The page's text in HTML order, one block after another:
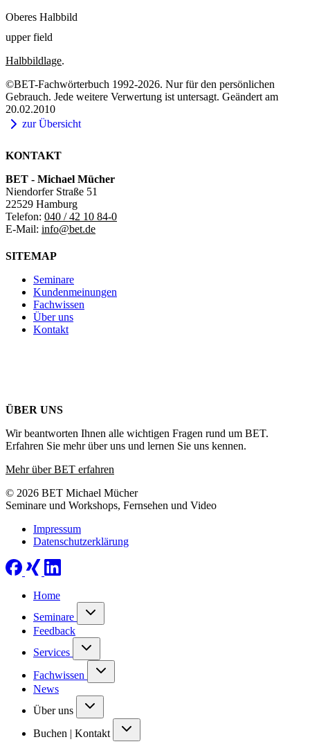
Oberes Halbbild
upper field
Halbbildlage.
©BET-Fachwörterbuch 1992-2026. Nur für den persönlichen
Gebrauch. Jede weitere Verwertung ist untersagt. Geändert am
20.02.2010
zur Übersicht
KONTAKT
BET - Michael Mücher
Niendorfer Straße 51
22529 Hamburg
Telefon: 040 / 42 10 84-0
E-Mail: info@bet.de
SITEMAP
Seminare
Kundenmeinungen
Fachwissen
Über uns
Kontakt
ÜBER UNS
Wir beantworten Ihnen alle wichtigen Fragen rund um BET.
Erfahren Sie mehr über uns und lernen Sie uns kennen.
Mehr über BET erfahren
© 2026 BET Michael Mücher
Seminare und Workshops, Fernsehen und Video
Impressum
Datenschutzerklärung
Home
Seminare
Feedback
Services
Fachwissen
News
Über uns
Buchen | Kontakt